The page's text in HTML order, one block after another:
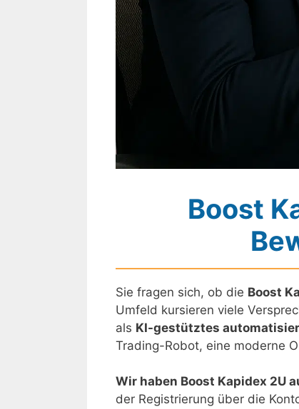
Boost
Sie fragen sich, ob die Boost
Umfeld kursieren viele
als KI-gestütztes
Trading-Robot, eine moderne
Wir haben Boost Kapidex 2U
der Registrierung über die